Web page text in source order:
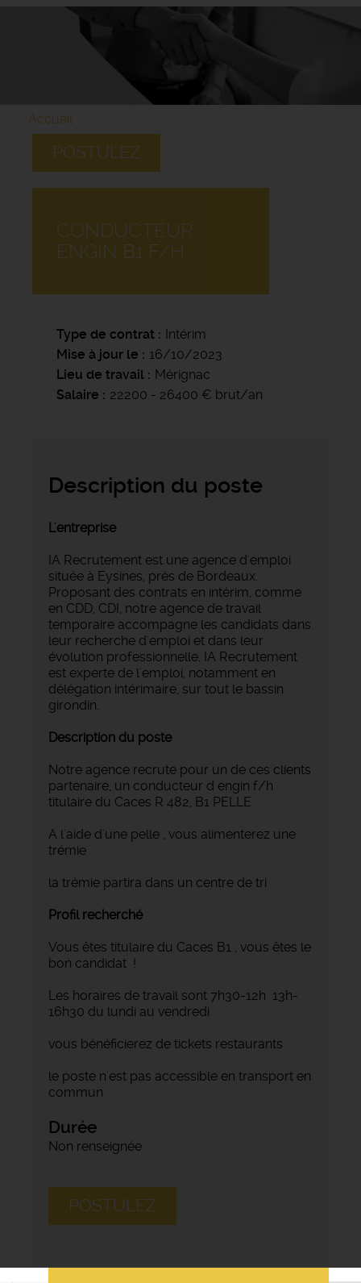
Accueil
POSTULEZ
CONDUCTEUR
ENGIN B1 F/H
Type de contrat
Intérim
Mise à jour le
16/10/2023
Lieu de travail
Mérignac
Salaire
22200 - 26400 € brut/an
Description du poste
L'entreprise
IA Recrutement est une agence d'emploi
située à Eysines, près de Bordeaux.
Proposant des contrats en intérim, comme
en CDD, CDI, notre agence de travail
temporaire accompagne les candidats dans
leur recherche d'emploi et dans leur
évolution professionnelle. IA Recrutement
est experte de l'emploi, notamment en
délégation intérimaire, sur tout le bassin
girondin.
Description du poste
Notre agence recrute pour un de ces clients
partenaire, un conducteur d engin f/h
titulaire du Caces R 482, B1 PELLE
A l'aide d'une pelle , vous alimenterez une
trémie
la trémie partira dans un centre de tri
Profil recherché
Vous êtes titulaire du Caces B1 , vous êtes le
bon candidat !
Les horaires de travail sont 7h30-12h 13h-
16h30 du lundi au vendredi
vous bénéficierez de tickets restaurants
le poste n'est pas accessible en transport en
commun
Durée
Non renseignée
POSTULEZ